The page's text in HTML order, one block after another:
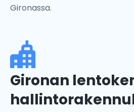
Gironassa.
Gironan